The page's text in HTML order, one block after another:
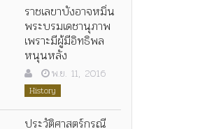
ราชเลขาบังอาจหมิ่น
พระบรมเดชานุภาพ
เพราะมีผู้มีอิทธิพล
หนุนหลัง
พ.ย. 11, 2016
History
ประวัติศาสตร์กรณี